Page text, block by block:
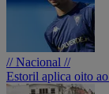
// Nacional //
Estoril aplica oito